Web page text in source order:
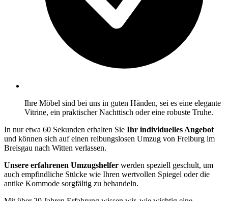
Ihre Möbel sind bei uns in guten Händen, sei es eine elegante
Vitrine, ein praktischer Nachttisch oder eine robuste Truhe.
In nur etwa 60 Sekunden erhalten Sie Ihr individuelles Angebot
und können sich auf einen reibungslosen Umzug von Freiburg im
Breisgau nach Witten verlassen.
Unsere erfahrenen Umzugshelfer werden speziell geschult, um
auch empfindliche Stücke wie Ihren wertvollen Spiegel oder die
antike Kommode sorgfältig zu behandeln.